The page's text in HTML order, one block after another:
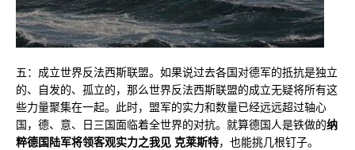
五：成立世界反法西斯联盟。如果说过去各国对德军的抵抗是独立
的、自发的、孤立的，那么世界反法西斯联盟的成立无疑将所有这
些力量聚集在一起。此时，盟军的实力和数量已经远远超过轴心
国，德、意、日三国面临着全世界的对抗。就算德国人是铁做的纳
粹德国陆军将领客观实力之我见 克莱斯特，也能挑几根钉子。